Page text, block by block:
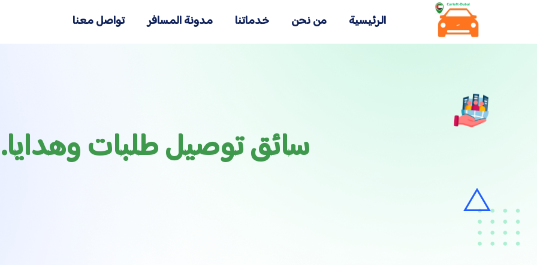
الرئيسية من نحن خدماتنا مدونة المسافر تواصل معنا
سائق توصيل طلبات